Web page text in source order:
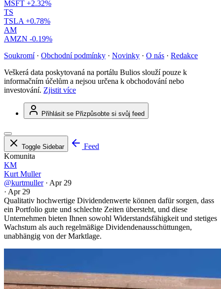
MSFT +2.32%
TS
TSLA +0.78%
AM
AMZN -0.19%
Soukromí · Obchodní podmínky · Novinky · O nás · Redakce
Veškerá data poskytovaná na portálu Bulios slouží pouze k
informačním účelům a nejsou určena k obchodování nebo
investování. Zjistit více
Přihlásit se Přizpůsobte si svůj feed
Toggle Sidebar
Feed
Komunita
KM
Kurt Muller
@kurtmuller · Apr 29
· Apr 29
Qualitativ hochwertige Dividendenwerte können dafür sorgen, dass
ein Portfolio gute und schlechte Zeiten übersteht, und diese
Unternehmen bieten Ihnen sowohl Widerstandsfähigkeit und stetiges
Wachstum als auch regelmäßige Dividendenausschüttungen,
unabhängig von der Marktlage.